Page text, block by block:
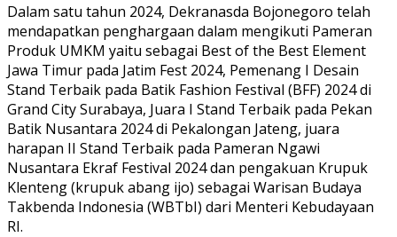
Dalam satu tahun 2024, Dekranasda Bojonegoro telah
mendapatkan penghargaan dalam mengikuti Pameran
Produk UMKM yaitu sebagai Best of the Best Element
Jawa Timur pada Jatim Fest 2024, Pemenang I Desain
Stand Terbaik pada Batik Fashion Festival (BFF) 2024 di
Grand City Surabaya, Juara I Stand Terbaik pada Pekan
Batik Nusantara 2024 di Pekalongan Jateng, juara
harapan II Stand Terbaik pada Pameran Ngawi
Nusantara Ekraf Festival 2024 dan pengakuan Krupuk
Klenteng (krupuk abang ijo) sebagai Warisan Budaya
Takbenda Indonesia (WBTbI) dari Menteri Kebudayaan
RI.